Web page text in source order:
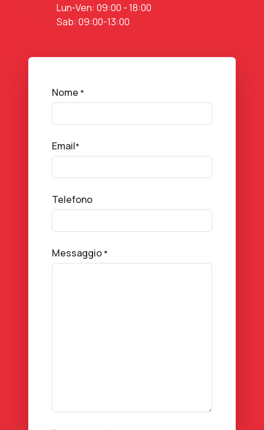
Lun-Ven: 09:00 - 18:00
Sab: 09:00-13:00
Nome *
Email*
Telefono
Messaggio *